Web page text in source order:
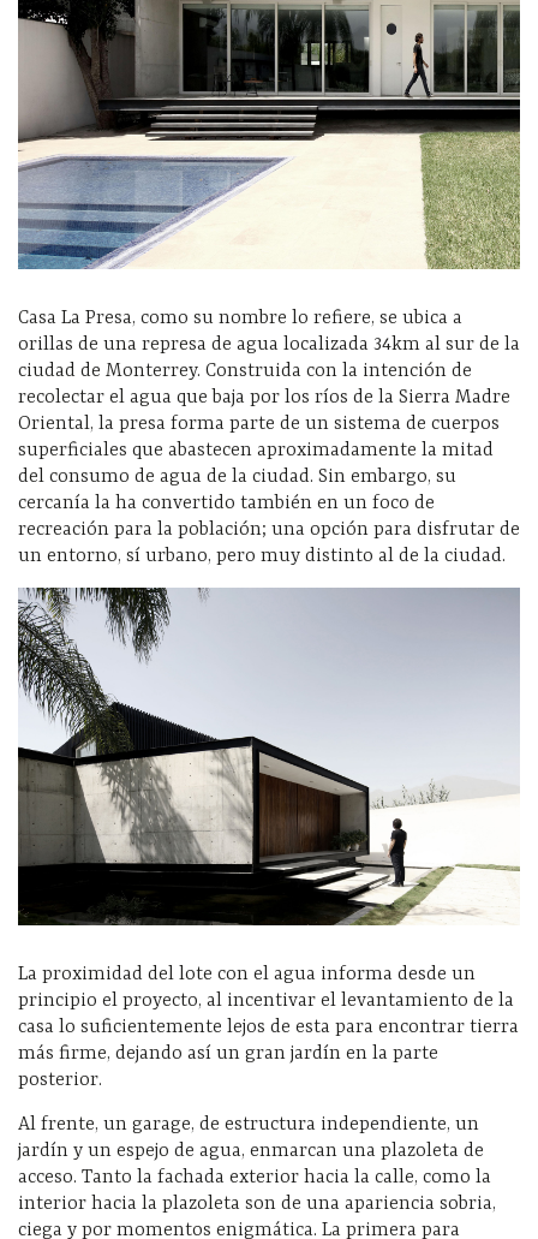
Casa La Presa, como su nombre lo refiere, se ubica a
orillas de una represa de agua localizada 34km al sur de la
ciudad de Monterrey. Construida con la intención de
recolectar el agua que baja por los ríos de la Sierra Madre
Oriental, la presa forma parte de un sistema de cuerpos
superficiales que abastecen aproximadamente la mitad
del consumo de agua de la ciudad. Sin embargo, su
cercanía la ha convertido también en un foco de
recreación para la población; una opción para disfrutar de
un entorno, sí urbano, pero muy distinto al de la ciudad.
La proximidad del lote con el agua informa desde un
principio el proyecto, al incentivar el levantamiento de la
casa lo suficientemente lejos de esta para encontrar tierra
más firme, dejando así un gran jardín en la parte
posterior.
Al frente, un garage, de estructura independiente, un
jardín y un espejo de agua, enmarcan una plazoleta de
acceso. Tanto la fachada exterior hacia la calle, como la
interior hacia la plazoleta son de una apariencia sobria,
ciega y por momentos enigmática. La primera para